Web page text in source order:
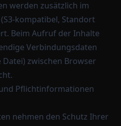
werden zusätzlich im
kompatibel, Standort
Beim Aufruf der Inhalte
Verbindungsdaten
zwischen Browser
Pflichtinformationen
nehmen den Schutz Ihrer